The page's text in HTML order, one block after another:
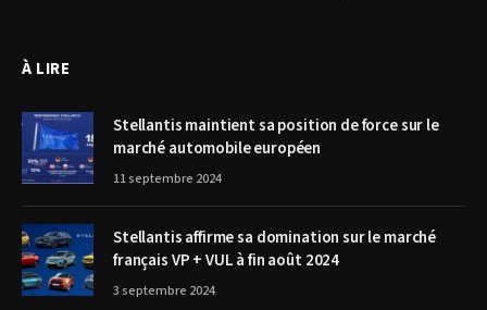
À LIRE
Stellantis maintient sa position de force sur le
marché automobile européen
11 septembre 2024
Stellantis affirme sa domination sur le marché
français VP + VUL à fin août 2024
3 septembre 2024